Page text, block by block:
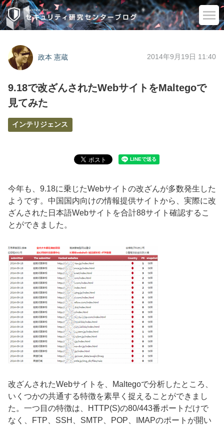
政本 憲蔵 2014年9月19日 11:40
9.18で改ざんされたWebサイトをMaltegoで
見てみた
インテリジェンス
今年も、9.18に乗じたWebサイトの改ざんが多数発生した
ようです。中国国内向けの情報提供サイトから、実際に改
ざんされた日本語Webサイトを合計88サイト確認するこ
とができました。
改ざんされたWebサイトを、Maltegoで分析したところ、
いくつかの共通する特徴を素早く捉えることができまし
た。一つ目の特徴は、HTTP(S)の80/443番ポートだけで
なく、FTP、SSH、SMTP、POP、IMAPのポートが開い